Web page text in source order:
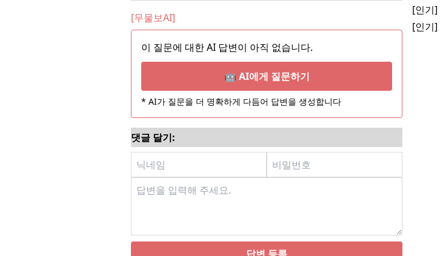
[무물보AI]
이 질문에 대한 AI 답변이 아직 없습니다.
🤖 AI에게 질문하기
* AI가 질문을 더 명확하게 다듬어 답변을 생성합니다
댓글 달기:
[인기]
[인기]